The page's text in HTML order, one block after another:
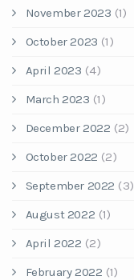
November 2023 (1)
October 2023 (1)
April 2023 (4)
March 2023 (1)
December 2022 (2)
October 2022 (2)
September 2022 (3)
August 2022 (1)
April 2022 (2)
February 2022 (1)